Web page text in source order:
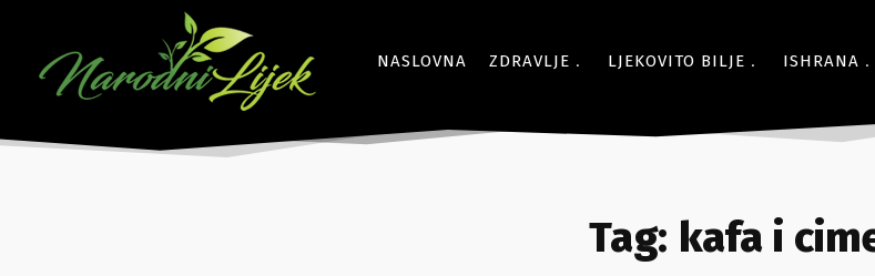
NASLOVNA ZDRAVLJE LJEKOVITO BILJE ISHRANA
Tag: kafa i